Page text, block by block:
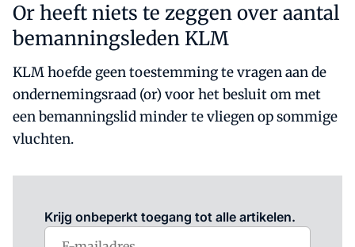
Or heeft niets te zeggen over aantal
bemanningsleden KLM
KLM hoefde geen toestemming te vragen aan de
ondernemingsraad (or) voor het besluit om met
een bemanningslid minder te vliegen op sommige
vluchten.
Krijg onbeperkt toegang tot alle artikelen.